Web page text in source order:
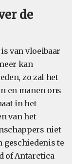
de
van vloeibaar
kan
zo zal het
en manen ons
in het
van het
niet
geschiedenis te
of Antarctica